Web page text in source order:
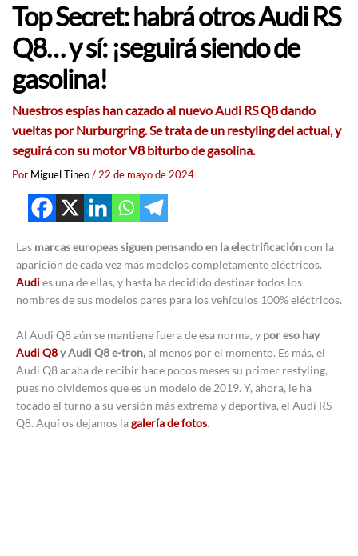
Top Secret: habrá otros Audi RS
Q8… y sí: ¡seguirá siendo de
gasolina!
Nuestros espías han cazado al nuevo Audi RS Q8 dando
vueltas por Nurburgring. Se trata de un restyling del actual, y
seguirá con su motor V8 biturbo de gasolina.
Por Miguel Tineo/ 22 de mayo de 2024
Las marcas europeas siguen pensando en la electrificacióncon la
aparición de cada vez más modelos completamente eléctricos.
Audies una de ellas, y hasta ha decidido destinar todos los
nombres de sus modelos pares para los vehículos 100% eléctricos.
Al Audi Q8 aún se mantiene fuera de esa norma, y por eso hay
Audi Q8y Audi Q8 e-tron,al menos por el momento. Es más, el
Audi Q8 acaba de recibir hace pocos meses su primer restyling,
pues no olvidemos que es un modelo de 2019. Y, ahora, le ha
tocado el turno a su versión más extrema y deportiva, el Audi RS
Q8. Aquí os dejamos lagalería de fotos.